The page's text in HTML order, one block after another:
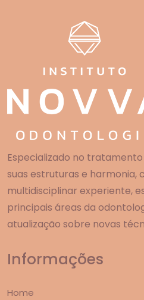
Especializado no
suas estruturas e harmonia,
multidisciplinar experiente,
principais áreas da
atualização sobre novas
Informações
Home